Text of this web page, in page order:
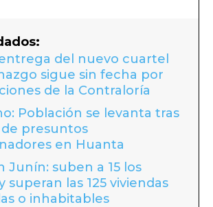
del nuevo cuartel
sigue sin fecha por
de la Contraloría
Población se levanta tras
presuntos
en Huanta
Junín: suben a 15 los
superan las 125 viviendas
o inhabitables